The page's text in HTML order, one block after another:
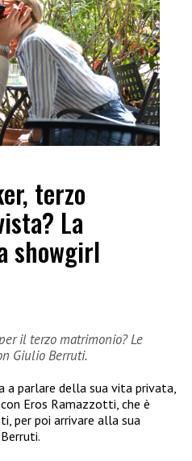
terzo
La
showgirl
il terzo matrimonio? Le
Giulio Berruti.
a parlare della sua vita privata,
Eros Ramazzotti, che è
per poi arrivare alla sua